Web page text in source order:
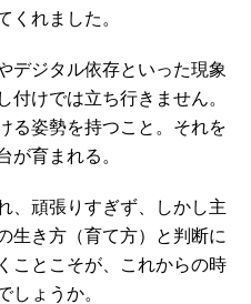
くれました。
デジタル依存といった現象
付けでは立ち行きません。
る姿勢を持つこと。それを
が育まれる。
、頑張りすぎず、しかし主
生き方（育て方）と判断に
ことこそが、これからの時
しょうか。